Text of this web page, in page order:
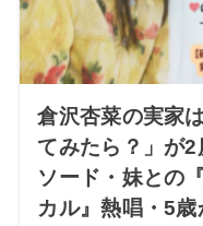
倉沢杏菜の実家
てみたら？」が
ソード・妹との
カル』熱唱・5